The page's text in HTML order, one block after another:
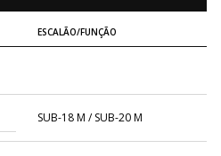
ESCALÃO/FUNÇÃO
SUB-18 M / SUB-20 M